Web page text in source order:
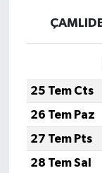
25 Tem Cts
26 Tem Paz
27 Tem Pts
28 Tem Sal